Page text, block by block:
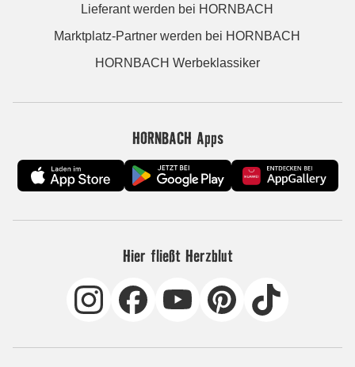
Lieferant werden bei HORNBACH
Marktplatz-Partner werden bei HORNBACH
HORNBACH Werbeklassiker
HORNBACH Apps
Hier fließt Herzblut